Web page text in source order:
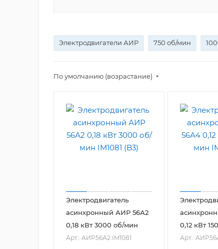
Электродвигатели АИР 750 об/мин
По умолчанию (возрастание)
Электродвигатель
асинхронный АИР 56А2
0,18 кВт 3000 об/мин
Арт.: АИР56А2 IM1081
0,12 кВт
Арт.: